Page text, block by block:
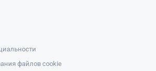
файлов cookie